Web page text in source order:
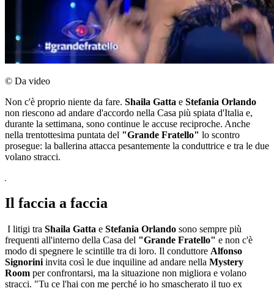
© Da video
Non c'è proprio niente da fare. Shaila Gatta e Stefania Orlando
non riescono ad andare d'accordo nella Casa più spiata d'Italia e,
durante la settimana, sono continue le accuse reciproche. Anche
nella trentottesima puntata del "Grande Fratello" lo scontro
prosegue: la ballerina attacca pesantemente la conduttrice e tra le due
volano stracci.
Il faccia a faccia
I litigi tra Shaila Gatta e Stefania Orlando sono sempre più
frequenti all'interno della Casa del "Grande Fratello" e non c'è
modo di spegnere le scintille tra di loro. Il conduttore Alfonso
Signorini invita così le due inquiline ad andare nella Mystery
Room per confrontarsi, ma la situazione non migliora e volano
stracci. "Tu ce l'hai con me perché io ho smascherato il tuo ex